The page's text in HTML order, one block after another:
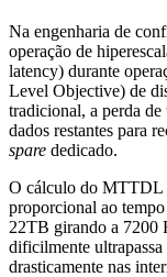
Na engenharia de
operação de
latency) durante
Level Objective) de
tradicional, a perda de
dados restantes para
spare dedicado.
O cálculo do MTTDL
proporcional ao
22TB girando a 7200
dificilmente
drasticamente nas